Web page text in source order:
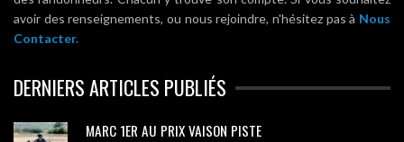
avoir des renseignements, ou nous rejoindre, n'hésitez pas à Nous
Contacter.
DERNIERS ARTICLES PUBLIÉS
MARC 1ER AU PRIX VAISON PISTE